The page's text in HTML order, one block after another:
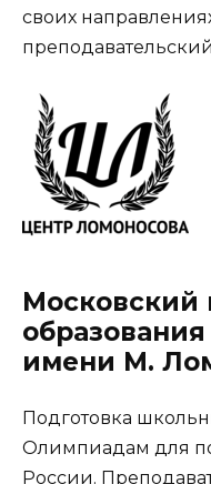
своих
преподавательский
Московский
имени М.
Подготовка
Олимпиадам для
России.